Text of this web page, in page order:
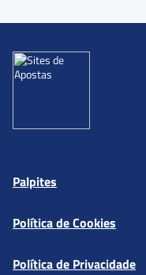
Palpites
Política de Cookies
Política de Privacidade